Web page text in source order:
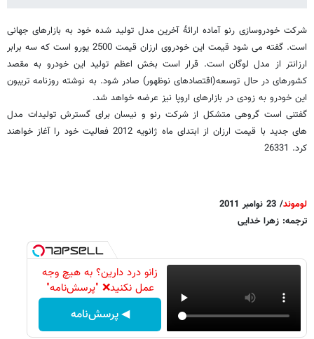
شرکت خودروسازی رنو آماده ارائۀ آخرین مدل تولید شده خود به بازارهای جهانی
است. گفته می شود قیمت این خودروی ارزان قیمت 2500 یورو است که سه برابر
ارزانتر از مدل لوگان است. قرار است بخش اعظم تولید این خودرو به مقصد
کشورهای در حال توسعه(اقتصادهای نوظهور) صادر شود. به نوشته روزنامه تریبون
این خودرو به زودی در بازارهای اروپا نیز عرضه خواهد شد.
گفتنی است گروهی متشکل از شرکت رنو و نیسان برای گسترش تولیدات مدل
های جدید با قیمت ارزان از ابتدای ماه ژانویه 2012 فعالیت خود را آغاز خواهند
کرد. 26331
لوموند/ 23 نوامبر 2011
ترجمه: زهرا خدایی
زانو درد دارین؟ به هیچ وجه
عمل نکنید❌ "پرسش‌نامه"
◀ پرسش‌نامه